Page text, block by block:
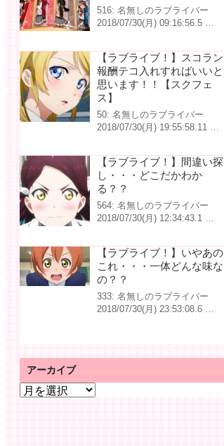
516: 名無しのラブライバー
2018/07/30(月) 09:16:56.5 …
【ラブライブ！】スコラン
報酬テコ入れすればいいと
思います！！【スクフェ
ス】
50: 名無しのラブライバー
2018/07/30(月) 19:55:58.11 …
【ラブライブ！】間違い探
し・・・どこだかわか
る？？
564: 名無しのラブライバー
2018/07/30(月) 12:34:43.1 …
【ラブライブ！】いやあの
これ・・・一体どんな味な
の？？
333: 名無しのラブライバー
2018/07/30(月) 23:53:08.6 …
アーカイブ
ア